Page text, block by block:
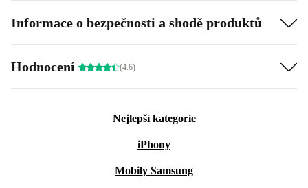
Informace o bezpečnosti a shodě produktů
Hodnocení (4.6)
Nejlepší kategorie
iPhony
Mobily Samsung